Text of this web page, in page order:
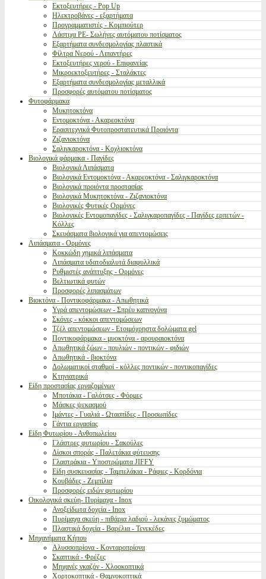
Εκτοξευτήρες - Pop Up
Ηλεκτροβάνες - εξαρτήματα
Προγραμματιστές - Κομπιούτερ
Λάστιχα PE- Σωλήνες αυτόματου ποτίσματος
Εξαρτήματα συνδεσμολογίας πλαστικά
Φίλτρα Νερού - Λιπαντήρες
Εκτοξευτήρες νερού - Επιφανείας
Μικροεκτοξευτήρες - Σταλάκτες
Εξαρτήματα συνδεσμολογίας μεταλλικά
Προσφορές αυτόματου ποτίσματος
Φυτοφάρμακα
Μυκητοκτόνα
Εντομοκτόνα - Ακαρεοκτόνα
Ερασιτεχνικά Φυτοπροστατευτικά Προιόντα
Ζιζανιοκτόνα
Σαλιγκαροκτόνα - Κοχλιοκτόνα
Βιολογικά φάρμακα - Παγίδες
Βιολογικά Λιπάσματα
Βιολογικά Εντομοκτόνα - Ακαρεοκτόνα - Σαλιγκαροκτόνα
Βιολογικά προιόντα προστασίας
Βιολογικά Μυκητοκτόνα - Ζιζανιοκτόνα
Βιολογικές Φυτικές Ορμόνες
Βιολογικές Εντομοπαγίδες - Σαλιγκαροπαγίδες - Παγίδες ερπετών -
Κόλλες
Σκευάσματα βιολογικά για απεντομώσεις
Λιπάσματα - Ορμόνες
Κοκκώδη χημικά λιπάσματα
Λιπάσματα υδατοδιαλυτά διαφυλλικά
Ρυθμιστές ανάπτυξης - Ορμόνες
Βελτιωτικά φυτών
Προσφορές λιπασμάτων
Βιοκτόνα - Ποντικοφάρμακα - Απωθητικά
Υγρά απεντομώσεων - Σπρέυ καπνογόνα
Σκόνες - κόκκοι απεντομώσεων
Τζέλ απεντομώσεων - Ετοιμόχρηστα δολώματα gel
Ποντικοφάρμακα - μυοκτόνα - αρουραιοκτόνα
Απωθητικά ζώων - πουλιών - ποντικών - φιδιών
Απωθητικά - βιοκτόνα
Δολωματικοί σταθμοί - κόλλες ποντικών - ποντικοπαγίδες
Κτηνιατρικά
Είδη προστασίας εργαζομένων
Μποτάκια - Γαλότσες - Φόρμες
Μάσκες ψεκασμού
Ιμάντες - Γυαλιά - Ωτασπίδες - Προσωπίδες
Γάντια εργασίας
Είδη Φυτωρίου - Ανθοπωλείου
Γλάστρες φυτωρίου - Σακούλες
Δίσκοι σποράς - Παλετάκια φύτευσης
Γλαστράκια - Υποστρώματα JIFFY
Είδη συσκευασίας - Ταμπελάκια - Ράφιες - Κορδόνια
Κουβάδες - Ζεμπίλια
Προσφορές ειδών φυτωρίου
Οικολογικά σκεύη- Πυρίμαχα - Inox
Ανοξείδωτα δοχεία - Inox
Πυρίμαχα σκεύη - πιθάρια λαδιού - λεκάνες ζυμώματος
Πλαστικά δοχεία - Βαρέλια - Τενεκέδες
Μηχανήματα Κήπου
Αλυσσοπρίονα - Κονταροπρίονα
Σκαπτικά - Φρέζες
Μηχανές γκαζόν - Χλοοκοπτικά
Χορτοκοπτικά - Θαμνοκοπτικά